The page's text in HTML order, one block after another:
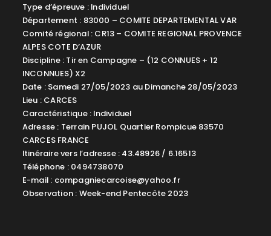
Type d’épreuve : Individuel
Département : 83000 – COMITE DEPARTEMENTAL VAR
Comité régional : CR13 – COMITE REGIONAL PROVENCE
ALPES COTE D’AZUR
Discipline : Tir en Campagne – (12 CONNUES + 12
INCONNUES) X2
Date : Samedi 27/05/2023 au Dimanche 28/05/2023
Lieu : CARCES
Caractéristique : Individuel
Adresse : Terrain PUJOL Quartier Rompicue 83570
CARCES FRANCE
Itinéraire vers l’adresse : 43.48926 / 6.16513
Téléphone : 0494738070
E-mail : compagniecarcoise@yahoo.fr
Observation : Week-end Pentecôte 2023